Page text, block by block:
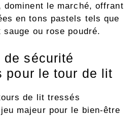
le marché, offrant
en tons pastels tels que
ou rose poudré.
de sécurité
pour le tour de lit
de lit tressés
majeur pour le bien-être